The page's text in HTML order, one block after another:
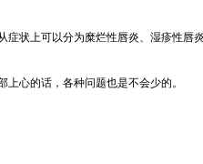
症状上可以分为糜烂性唇炎、湿疹性唇
上心的话，各种问题也是不会少的。